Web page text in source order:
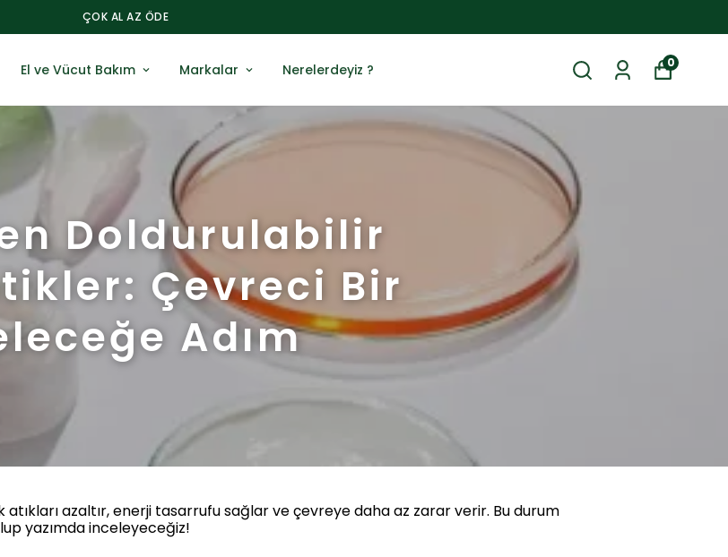
ÜYELERE ÖZEL ILK SİPARİŞE +%10 İNDİRİM!
El ve Vücut Bakım Markalar Nerelerdeyiz ? 0
Doldurulabilir
Çevreci Bir
Adım
azaltır, enerji tasarrufu sağlar ve çevreye daha az zarar verir. Bu durum
yazımda inceleyeceğiz!